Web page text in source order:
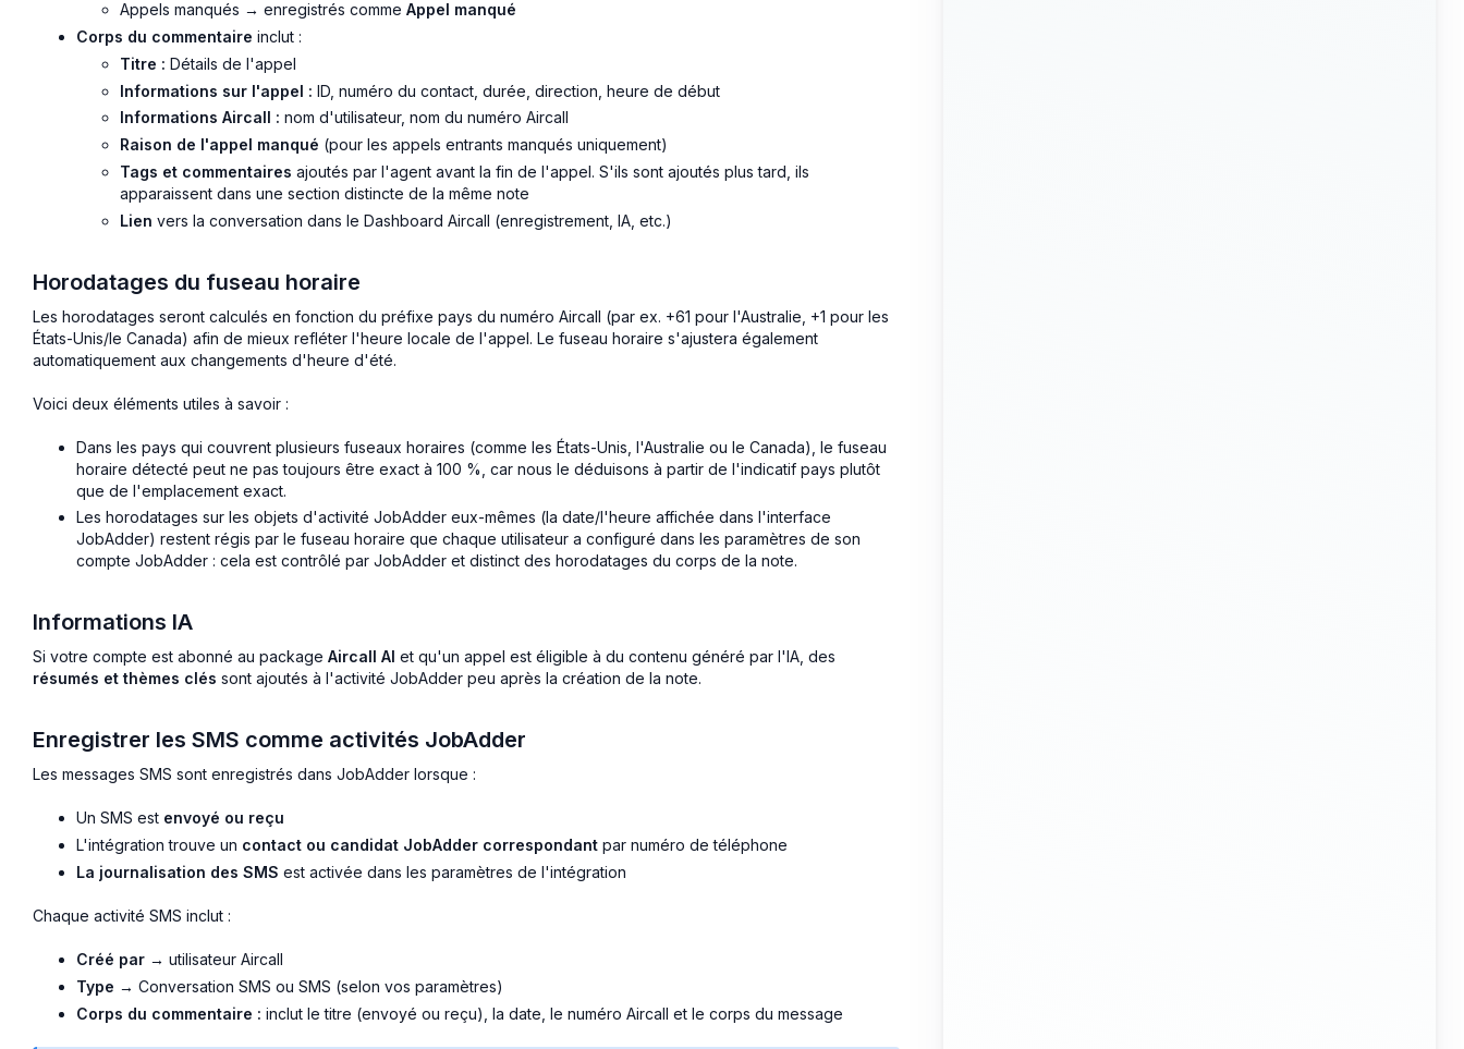
Appels manqués → enregistrés comme Appel manqué
Corps du commentaire inclut :
Titre : Détails de l'appel
Informations sur l'appel : ID, numéro du contact, durée, direction, heure de début
Informations Aircall : nom d'utilisateur, nom du numéro Aircall
Raison de l'appel manqué (pour les appels entrants manqués uniquement)
Tags et commentaires ajoutés par l'agent avant la fin de l'appel. S'ils sont ajoutés plus tard, ils
apparaissent dans une section distincte de la même note
Lien vers la conversation dans le Dashboard Aircall (enregistrement, IA, etc.)
Horodatages du fuseau horaire
Les horodatages seront calculés en fonction du préfixe pays du numéro Aircall (par ex. +61 pour l'Australie, +1 pour les
États-Unis/le Canada) afin de mieux refléter l'heure locale de l'appel. Le fuseau horaire s'ajustera également
automatiquement aux changements d'heure d'été.
Voici deux éléments utiles à savoir :
Dans les pays qui couvrent plusieurs fuseaux horaires (comme les États-Unis, l'Australie ou le Canada), le fuseau
horaire détecté peut ne pas toujours être exact à 100 %, car nous le déduisons à partir de l'indicatif pays plutôt
que de l'emplacement exact.
Les horodatages sur les objets d'activité JobAdder eux-mêmes (la date/l'heure affichée dans l'interface
JobAdder) restent régis par le fuseau horaire que chaque utilisateur a configuré dans les paramètres de son
compte JobAdder : cela est contrôlé par JobAdder et distinct des horodatages du corps de la note.
Informations IA
Si votre compte est abonné au package Aircall AI et qu'un appel est éligible à du contenu généré par l'IA, des
résumés et thèmes clés sont ajoutés à l'activité JobAdder peu après la création de la note.
Enregistrer les SMS comme activités JobAdder
Les messages SMS sont enregistrés dans JobAdder lorsque :
Un SMS est envoyé ou reçu
L'intégration trouve un contact ou candidat JobAdder correspondant par numéro de téléphone
La journalisation des SMS est activée dans les paramètres de l'intégration
Chaque activité SMS inclut :
Créé par → utilisateur Aircall
Type → Conversation SMS ou SMS (selon vos paramètres)
Corps du commentaire : inclut le titre (envoyé ou reçu), la date, le numéro Aircall et le corps du message